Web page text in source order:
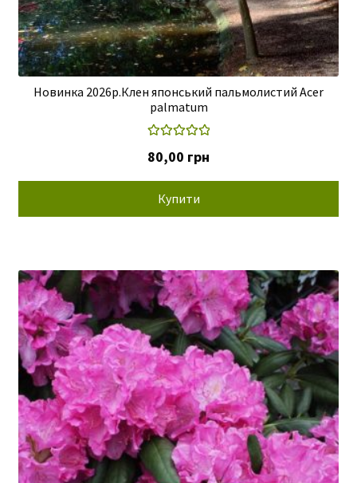
Новинка 2026р.Клен японський пальмолистий Acer
palmatum
5.00з 5
80,00 грн
Купити